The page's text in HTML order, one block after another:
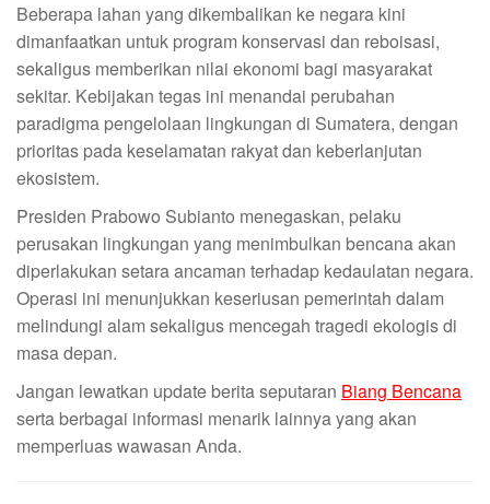
Beberapa lahan yang dikembalikan ke negara kini
dimanfaatkan untuk program konservasi dan reboisasi,
sekaligus memberikan nilai ekonomi bagi masyarakat
sekitar. Kebijakan tegas ini menandai perubahan
paradigma pengelolaan lingkungan di Sumatera, dengan
prioritas pada keselamatan rakyat dan keberlanjutan
ekosistem.
Presiden Prabowo Subianto menegaskan, pelaku
perusakan lingkungan yang menimbulkan bencana akan
diperlakukan setara ancaman terhadap kedaulatan negara.
Operasi ini menunjukkan keseriusan pemerintah dalam
melindungi alam sekaligus mencegah tragedi ekologis di
masa depan.
Jangan lewatkan update berita seputaran Biang Bencana
serta berbagai informasi menarik lainnya yang akan
memperluas wawasan Anda.